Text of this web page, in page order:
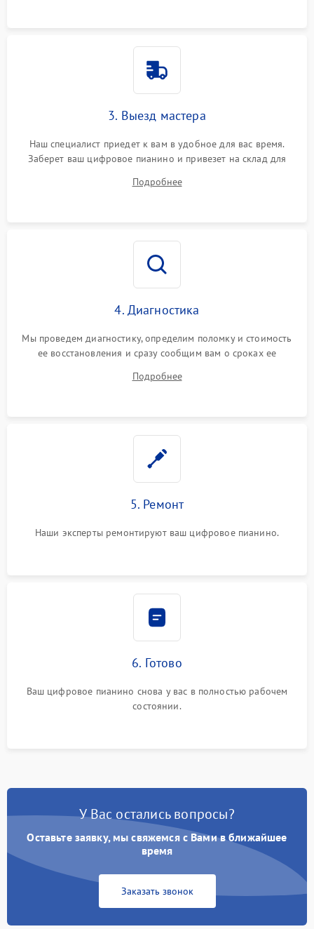
3. Выезд мастера
Наш специалист приедет к вам в удобное для вас время.
Заберет ваш цифровое пианино и привезет на склад для
Подробнее
4. Диагностика
Мы проведем диагностику, определим поломку и стоимость
ее восстановления и сразу сообщим вам о сроках ее
Подробнее
5. Ремонт
Наши эксперты ремонтируют ваш цифровое пианино.
6. Готово
Ваш цифровое пианино снова у вас в полностью рабочем
состоянии.
У Вас остались вопросы?
Оставьте заявку, мы свяжемся с Вами в ближайшее
время
Заказать звонок